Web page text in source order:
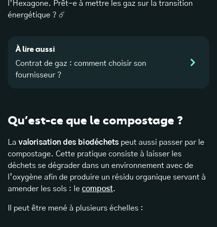
l’Hexagone. Prêt-e à mettre les gaz sur la transition
énergétique ? ☄️
À lire aussi
Contrat de gaz : comment choisir son
fournisseur ?
Qu’est-ce que le compostage ?
La valorisation des biodéchets peut aussi passer par le
compostage. Cette pratique consiste à laisser les
déchets se dégrader dans un environnement avec de
l’oxygène afin de produire un résidu organique servant à
amender les sols : le compost.
Il peut être mené à plusieurs échelles :